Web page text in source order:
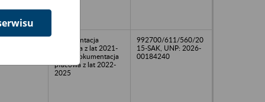
dokumentacja
osobowa z lat 2021-
2025, dokumentacja
płacowa z lat 2022-
2025
992700/611/560/20
15-SAK, UNP: 2026-
00184240